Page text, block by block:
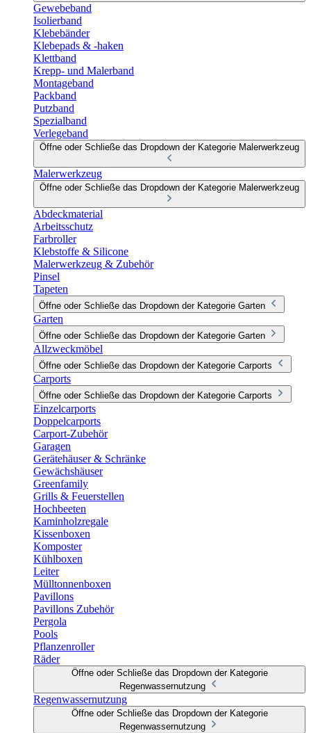
Gewebeband
Isolierband
Klebebänder
Klebepads & -haken
Klettband
Krepp- und Malerband
Montageband
Packband
Putzband
Spezialband
Verlegeband
Öffne oder Schließe das Dropdown der Kategorie Malerwerkzeug
Malerwerkzeug
Öffne oder Schließe das Dropdown der Kategorie Malerwerkzeug
Abdeckmaterial
Arbeitsschutz
Farbroller
Klebstoffe & Silicone
Malerwerkzeug & Zubehör
Pinsel
Tapeten
Öffne oder Schließe das Dropdown der Kategorie Garten
Garten
Öffne oder Schließe das Dropdown der Kategorie Garten
Allzweckmöbel
Öffne oder Schließe das Dropdown der Kategorie Carports
Carports
Öffne oder Schließe das Dropdown der Kategorie Carports
Einzelcarports
Doppelcarports
Carport-Zubehör
Garagen
Gerätehäuser & Schränke
Gewächshäuser
Greenfamily
Grills & Feuerstellen
Hochbeeten
Kaminholzregale
Kissenboxen
Komposter
Kühlboxen
Leiter
Mülltonnenboxen
Pavillons
Pavillons Zubehör
Pergola
Pools
Pflanzenroller
Räder
Öffne oder Schließe das Dropdown der Kategorie
Regenwassernutzung
Regenwassernutzung
Öffne oder Schließe das Dropdown der Kategorie
Regenwassernutzung